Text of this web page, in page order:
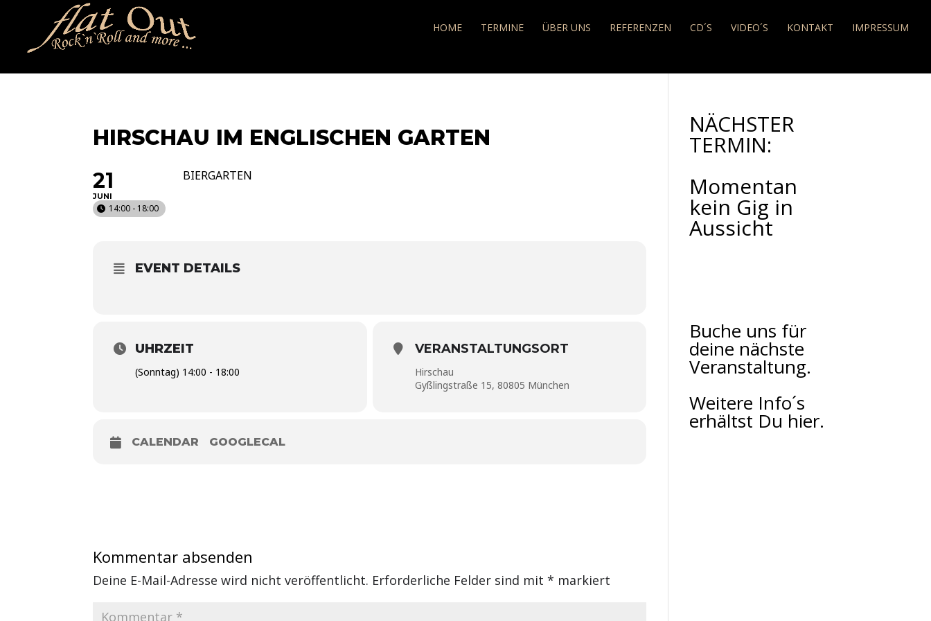
naechstertermin ueberuns
HOME TERMINE ÜBER UNS REFERENZEN CD´S VIDEO´S KONTAKT IMPRESSUM
HIRSCHAU IM ENGLISCHEN GARTEN
21
JUNI
14:00 - 18:00
BIERGARTEN
EVENT DETAILS
UHRZEIT
(Sonntag) 14:00 - 18:00
VERANSTALTUNGSORT
Hirschau
Gyßlingstraße 15, 80805 München
CALENDAR GOOGLECAL
Kommentar absenden
Deine E-Mail-Adresse wird nicht veröffentlicht. Erforderliche Felder sind mit* markiert
NÄCHSTER
TERMIN:
Momentan
kein Gig in
Aussicht
Buche uns für
deine nächste
Veranstaltung.
Weitere Info´s
erhältst Du hier.